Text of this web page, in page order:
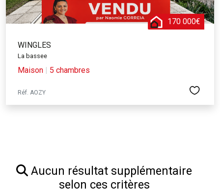
170 000€
WINGLES
La bassee
Maison | 5 chambres
Réf. AOZY
Aucun résultat supplémentaire
selon ces critères